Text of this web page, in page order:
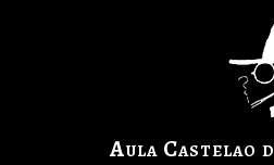
Aula Castelao